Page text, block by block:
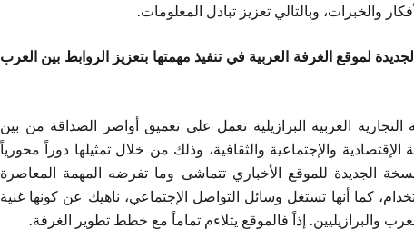
والخبرات، وبالتالي تعزيز تبادل المعلومات.
لموقع الغرفة العربية في تنفيذ مهمتها بتعزيز الروابط بين العرب
العربية البرازيلية تعمل على تعميق أواصر الصداقة من بين
والإجتماعية والثقافية، وذلك من خلال تمثيلها دوراً محورياً
الجديدة للموقع الأخباري تتماشى وما تفرضه المهمة المعاصرة
كما أنها تستغل وسائل التواصل الإجتماعي، ناهيك عن كونها غنية
والبرازيليين. إذاً فالموقع يتلاءم تماماً مع خطط تطوير الغرفة.